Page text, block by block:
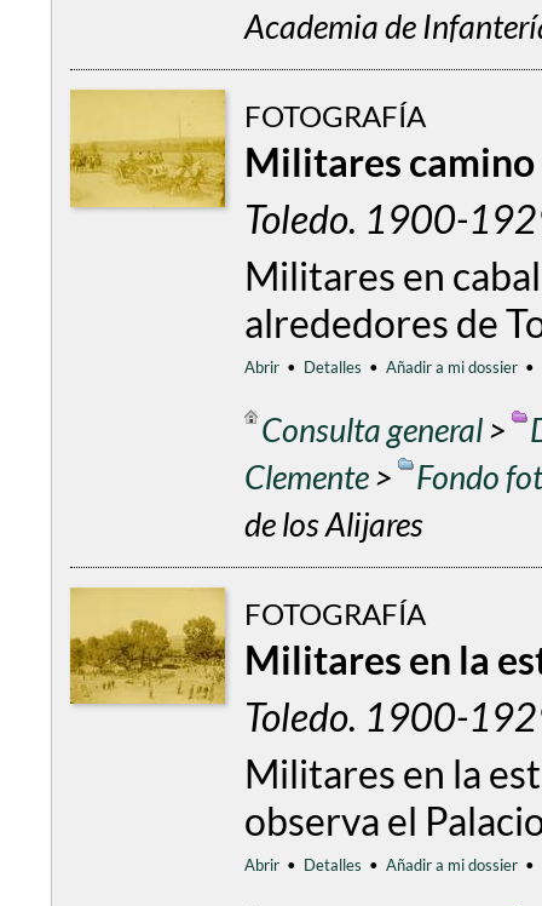
Academia de
FOTOGRAFÍA
Militares
Toledo. 1900-
Militares en
alrededores de
Abrir • Detalles • Añadir a mi dossier •
Consulta general>
Clemente>
Fondo
de los Alijares
FOTOGRAFÍA
Militares en la
Toledo. 1900-
Militares en la
observa el
Abrir • Detalles • Añadir a mi dossier •